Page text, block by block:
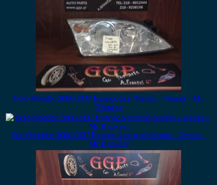
Ford Mondeo 2000-2007 Εμπρός Δεξί Φανάρι – Xenon – Με
Πλακέτα
Ford Mondeo 2000-2007 Εμπρός Αριστερό Φανάρι – Xenon –
Με Πλακέτα